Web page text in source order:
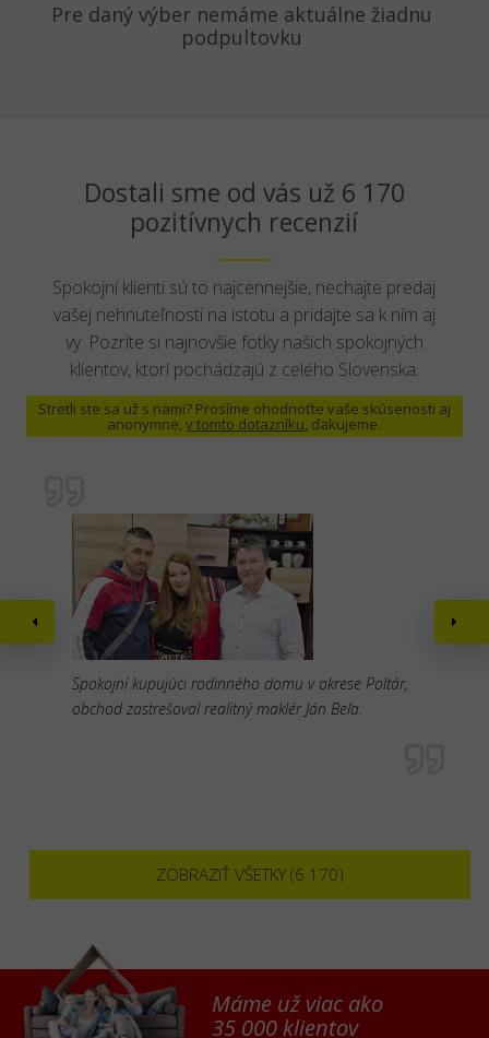
Pre daný výber nemáme aktuálne žiadnu
podpultovku
Dostali sme od vás už 6 170
pozitívnych recenzií
Spokojní klienti sú to najcennejšie, nechajte predaj
vašej nehnuteľnosti na istotu a pridajte sa k ním aj
vy. Pozrite si najnovšie fotky našich spokojných
klientov, ktorí pochádzajú z celého Slovenska.
Stretli ste sa už s nami? Prosíme ohodnoťte vaše skúsenosti aj
anonymne,v tomto dotazníku, ďakujeme.
Spokojní kupujúci rodinného domu v okrese Poltár,
obchod zastrešoval realitný maklér Ján Beľa.
ZOBRAZIŤ VŠETKY (6 170)
Máme už viac ako
35 000 klientov